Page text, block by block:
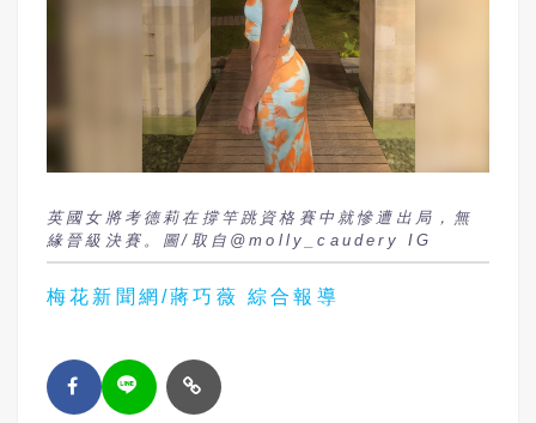
英國女將考德莉在撐竿跳資格賽中就慘遭出局，無
緣晉級決賽。圖/取自@molly_caudery IG
梅花新聞網/蔣巧薇 綜合報導